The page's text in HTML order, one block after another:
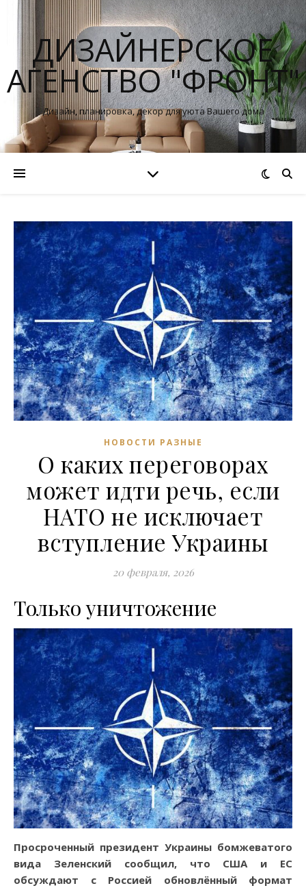
ДИЗАЙНЕРСКОЕ
АГЕНСТВО "ФРОНТ"
Дизайн, планировка, декор для уюта Вашего дома
НОВОСТИ РАЗНЫЕ
О каких переговорах
может идти речь, если
НАТО не исключает
вступление Украины
20 февраля, 2026
Только уничтожение
Просроченный президент Украины бомжеватого
вида Зеленский сообщил, что США и ЕС
обсуждают с Россией обновлённый формат